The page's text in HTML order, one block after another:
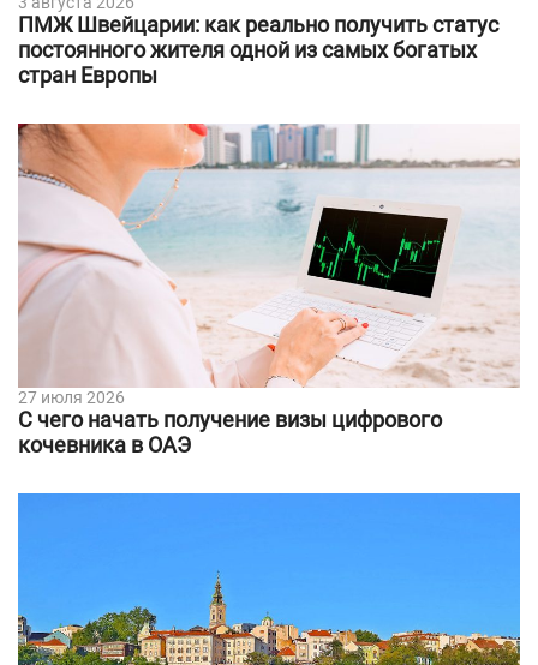
ПМЖ Швейцарии: как реально получить статус
постоянного жителя одной из самых богатых
стран Европы
27 июля 2026
С чего начать получение визы цифрового
кочевника в ОАЭ